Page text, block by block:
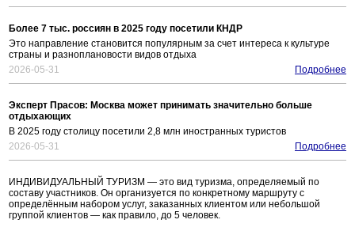
Более 7 тыс. россиян в 2025 году посетили КНДР
Это направление становится популярным за счет интереса к культуре
страны и разноплановости видов отдыха
2026-05-31
Подробнее
Эксперт Прасов: Москва может принимать значительно больше
отдыхающих
В 2025 году столицу посетили 2,8 млн иностранных туристов
2026-05-31
Подробнее
ИНДИВИДУАЛЬНЫЙ ТУРИЗМ — это вид туризма, определяемый по
составу участников. Он организуется по конкретному маршруту с
определённым набором услуг, заказанных клиентом или небольшой
группой клиентов — как правило, до 5 человек.